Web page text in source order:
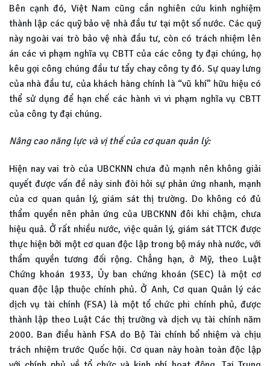
Bên cạnh đó, Việt Nam cũng cần nghiên cứu kinh nghiệm
thành lập các quỹ bảo vệ nhà đầu tư tại một số nước. Các quỹ
này ngoài vai trò bảo vệ nhà đầu tư, còn có trách nhiệm lên
án các vi phạm nghĩa vụ CBTT của các công ty đại chúng, họ
kêu gọi công chúng đầu tư tẩy chay công ty đó. Sự quay lưng
của nhà đầu tư, của khách hàng chính là “vũ khí” hữu hiệu có
thể sử dụng để hạn chế các hành vi vi phạm nghĩa vụ CBTT
của công ty đại chúng.
Nâng cao năng lực và vị thế của cơ quan quản lý:
Hiện nay vai trò của UBCKNN chưa đủ mạnh nên không giải
quyết được vấn đề nảy sinh đòi hỏi sự phản ứng nhanh, mạnh
của cơ quan quản lý, giám sát thị trường. Do không có đủ
thẩm quyền nên phản ứng của UBCKNN đôi khi chậm, chưa
hiệu quả. Ở rất nhiều nước, việc quản lý, giám sát TTCK được
thực hiện bởi một cơ quan độc lập trong bộ máy nhà nước, với
thẩm quyền tương đối rộng. Chẳng hạn, ở Mỹ, theo Luật
Chứng khoán 1933, Ủy ban chứng khoán (SEC) là một cơ
quan độc lập thuộc chính phủ. Ở Anh, Cơ quan Quản lý các
dịch vụ tài chính (FSA) là một tổ chức phi chính phủ, được
thành lập theo Luật Các thị trường và dịch vụ tài chính năm
2000. Ban điều hành FSA do Bộ Tài chính bổ nhiệm và chịu
trách nhiệm trước Quốc hội. Cơ quan này hoàn toàn độc lập